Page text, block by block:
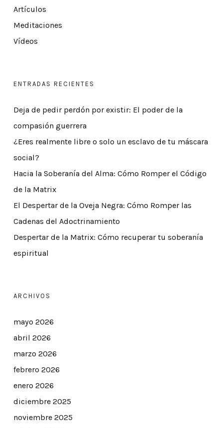
Artículos
Meditaciones
Vídeos
ENTRADAS RECIENTES
Deja de pedir perdón por existir: El poder de la
compasión guerrera
¿Eres realmente libre o solo un esclavo de tu máscara
social?
Hacia la Soberanía del Alma: Cómo Romper el Código
de la Matrix
El Despertar de la Oveja Negra: Cómo Romper las
Cadenas del Adoctrinamiento
Despertar de la Matrix: Cómo recuperar tu soberanía
espiritual
ARCHIVOS
mayo 2026
abril 2026
marzo 2026
febrero 2026
enero 2026
diciembre 2025
noviembre 2025